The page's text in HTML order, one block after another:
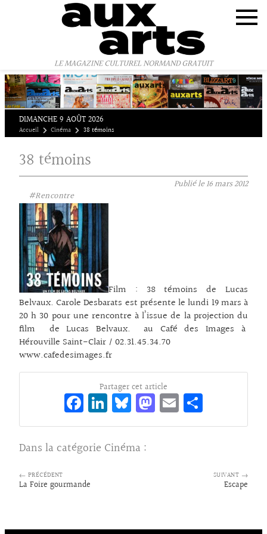
LE MAGAZINE CULTUREL NORMAND GRATUIT
DIMANCHE 9 AOÛT 2026
Accueil Cinéma 38 témoins
38 témoins
Publié le16 mars 2012
#Rencontre
Film : 38 témoins de Lucas
Belvaux. Carole Desbarats est présente le lundi 19 mars à
20 h 30 pour une rencontre à l’issue de la projection du
film de Lucas Belvaux. au Café des Images à
Hérouville Saint-Clair / 02.31.45.34.70
www.cafedesimages.fr
Partager cet article
Fa
ce
bo
o
k
Li
n
ke
dI
Bl
ue
sk
y
M
as
E
m rt
Dans la catégorie Cinéma :
← PRÉCÉDENT
La Foire gourmande
SUIVANT →
Escape
Panneau de gestion des cookies